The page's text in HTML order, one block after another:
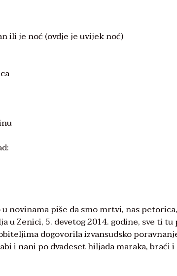
ili je noć (ovdje je uvijek noć)
u novinama piše da smo mrtvi, nas
u Zenici, 5. devetog 2014. godine, sve ti
dogovorila izvansudsko
i nani po dvadeset hiljada maraka, braći